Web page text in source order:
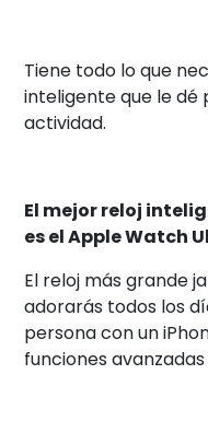
Tiene todo lo que
inteligente que le dé
actividad.
El mejor reloj
es el Apple Watch
El reloj más grande
adorarás todos los
persona con un
funciones